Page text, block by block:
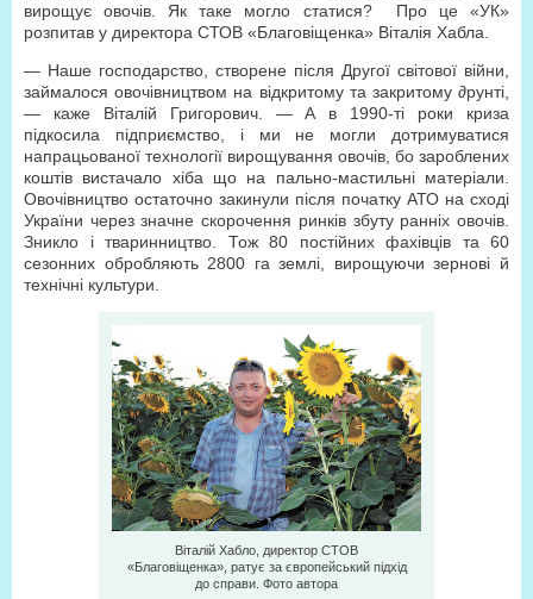
вирощує овочів. Як таке могло статися? Про це «УК»
розпитав у директора СТОВ «Благовіщенка» Віталія Хабла.
— Наше господарство, створене після Другої світової війни,
займалося овочівництвом на відкритому та закритому ∂рунті,
— каже Віталій Григорович. — А в 1990-ті роки криза
підкосила підприємство, і ми не могли дотримуватися
напрацьованої технології вирощування овочів, бо зароблених
коштів вистачало хіба що на пально-мастильні матеріали.
Овочівництво остаточно закинули після початку АТО на сході
України через значне скорочення ринків збуту ранніх овочів.
Зникло і тваринництво. Тож 80 постійних фахівців та 60
сезонних обробляють 2800 га землі, вирощуючи зернові й
технічні культури.
Віталій Хабло, директор СТОВ
«Благовіщенка», ратує за європейський підхід
до справи. Фото автора